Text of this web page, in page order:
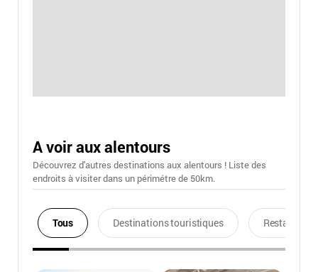
A voir aux alentours
Découvrez d'autres destinations aux alentours ! Liste des
endroits à visiter dans un périmétre de 50km.
Tous Destinations touristiques Restaurants